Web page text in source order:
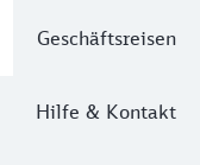
Geschäftsreisen
Hilfe & Kontakt